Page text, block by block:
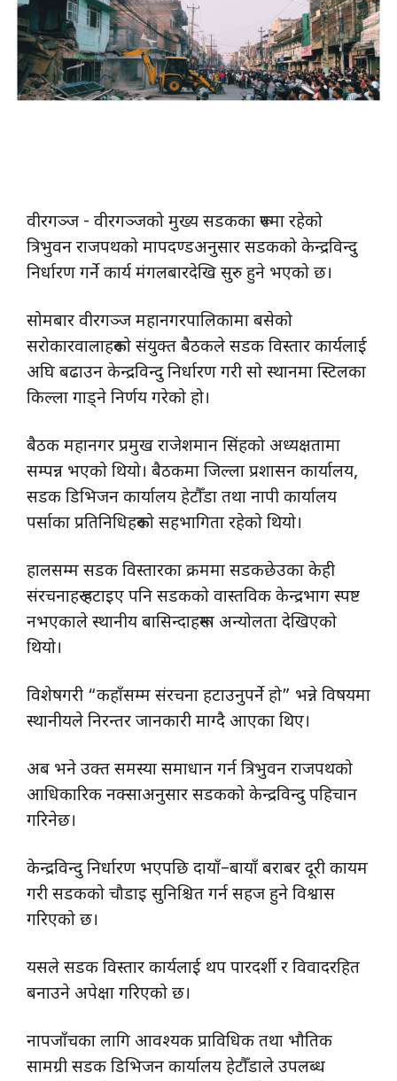
वीरगञ्ज - वीरगञ्जको मुख्य सडकका रूपमा रहेको
त्रिभुवन राजपथको मापदण्डअनुसार सडकको केन्द्रविन्दु
निर्धारण गर्ने कार्य मंगलबारदेखि सुरु हुने भएको छ।
सोमबार वीरगञ्ज महानगरपालिकामा बसेको
सरोकारवालाहरूको संयुक्त बैठकले सडक विस्तार कार्यलाई
अघि बढाउन केन्द्रविन्दु निर्धारण गरी सो स्थानमा स्टिलका
किल्ला गाड्ने निर्णय गरेको हो।
बैठक महानगर प्रमुख राजेशमान सिंहको अध्यक्षतामा
सम्पन्न भएको थियो। बैठकमा जिल्ला प्रशासन कार्यालय,
सडक डिभिजन कार्यालय हेटौँडा तथा नापी कार्यालय
पर्साका प्रतिनिधिहरूको सहभागिता रहेको थियो।
हालसम्म सडक विस्तारका क्रममा सडकछेउका केही
संरचनाहरू हटाइए पनि सडकको वास्तविक केन्द्रभाग स्पष्ट
नभएकाले स्थानीय बासिन्दाहरूमा अन्योलता देखिएको
थियो।
विशेषगरी “कहाँसम्म संरचना हटाउनुपर्ने हो” भन्ने विषयमा
स्थानीयले निरन्तर जानकारी माग्दै आएका थिए।
अब भने उक्त समस्या समाधान गर्न त्रिभुवन राजपथको
आधिकारिक नक्साअनुसार सडकको केन्द्रविन्दु पहिचान
गरिनेछ।
केन्द्रविन्दु निर्धारण भएपछि दायाँ–बायाँ बराबर दूरी कायम
गरी सडकको चौडाइ सुनिश्चित गर्न सहज हुने विश्वास
गरिएको छ।
यसले सडक विस्तार कार्यलाई थप पारदर्शी र विवादरहित
बनाउने अपेक्षा गरिएको छ।
नापजाँचका लागि आवश्यक प्राविधिक तथा भौतिक
सामग्री सडक डिभिजन कार्यालय हेटौँडाले उपलब्ध